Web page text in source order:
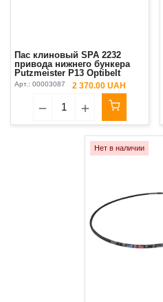
Пас клиновый SPA 2232
привода нижнего бункера
Putzmeister P13 Optibelt
Арт.: 00003087 2 370.00 UAH
Нет в наличии